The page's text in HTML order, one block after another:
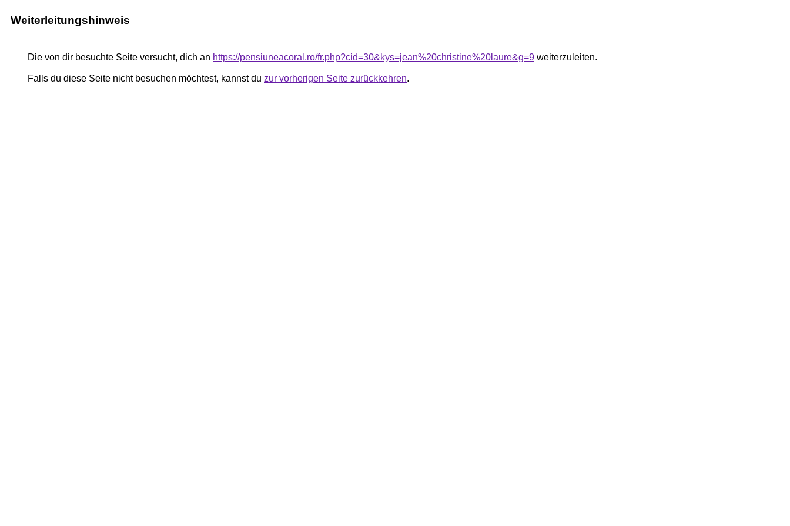
Weiterleitungshinweis
Die von dir besuchte Seite versucht, dich an https://pensiuneacoral.ro/fr.php?cid=30&kys=jean%20christine%20laure&g=9 weiterzuleiten.
Falls du diese Seite nicht besuchen möchtest, kannst du zur vorherigen Seite zurückkehren.